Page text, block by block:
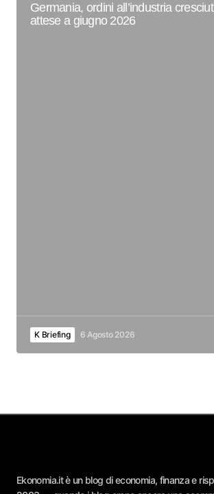
Germania, ordini all’industria
attese a giugno 2026
K Briefing 6 Agosto 2026
Ekonomia.it è un blog di economia, finanza e